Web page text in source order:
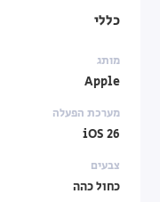
כללי
מותג
Apple
מערכת הפעלה
iOS 26
צבעים
כחול כהה